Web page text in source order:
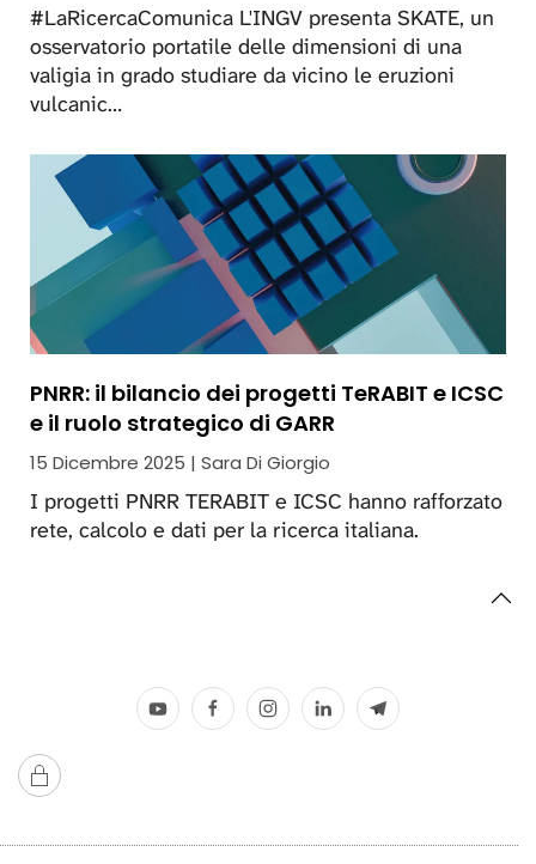
#LaRicercaComunica L'INGV presenta SKATE, un
osservatorio portatile delle dimensioni di una
valigia in grado studiare da vicino le eruzioni
vulcanic…
PNRR: il bilancio dei progetti TeRABIT e ICSC
e il ruolo strategico di GARR
15 Dicembre 2025 | Sara Di Giorgio
I progetti PNRR TERABIT e ICSC hanno rafforzato
rete, calcolo e dati per la ricerca italiana.